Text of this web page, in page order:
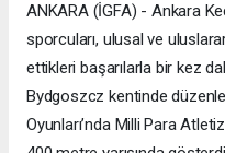
ANKARA (İGFA) - Ankara
sporcuları, ulusal ve
ettikleri başarılarla bir kez
Bydgoszcz kentinde
Oyunları’nda Milli Para